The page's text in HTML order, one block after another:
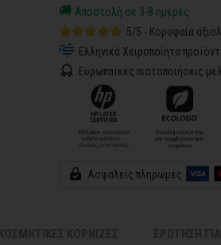
Αποστολή σε 3-8 ημέρες
5/5 - Κορυφαία
Ελληνικά Χειροποίητα
Ευρωπαϊκές πιστοποιήσεις
Ασφαλείς πληρωμές